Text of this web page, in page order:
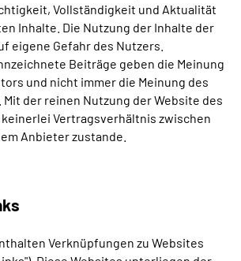
Vollständigkeit und Aktualität
Inhalte. Die Nutzung der Inhalte der
eigene Gefahr des Nutzers.
Beiträge geben die Meinung
und nicht immer die Meinung des
der reinen Nutzung der Website des
Vertragsverhältnis zwischen
Anbieter zustande.
Verknüpfungen zu Websites